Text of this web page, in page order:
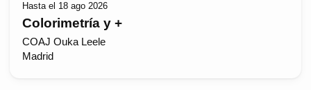
Hasta el 18 ago 2026
Colorimetría y +
COAJ Ouka Leele
Madrid